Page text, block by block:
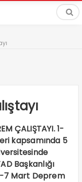
ÇALIŞTAYI. 1-
kapsamında 5
Başkanlığı
7 Mart Deprem